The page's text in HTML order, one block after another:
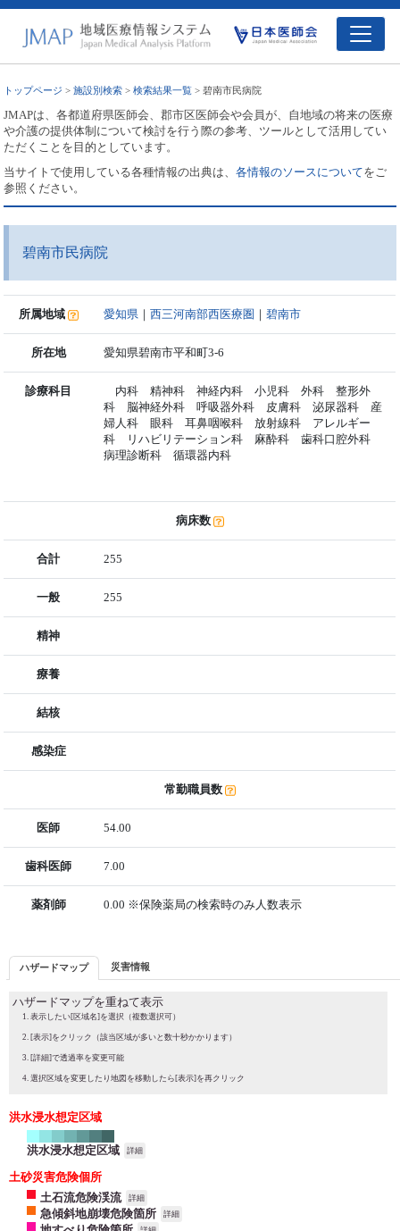
トップページ >施設別検索 >検索結果一覧 > 碧南市民病院
JMAPは、各都道府県医師会、郡市区医師会や会員が、自地域の将来の医療
や介護の提供体制について検討を行う際の参考、ツールとして活用してい
ただくことを目的としています。
当サイトで使用している各種情報の出典は、各情報のソースについてをご
参照ください。
碧南市民病院
所属地域 愛知県 ｜西三河南部西医療圏 ｜碧南市
所在地 愛知県碧南市平和町3-6
診療科目
内科 精神科 神経内科 小児科 外科 整形外
科 脳神経外科 呼吸器外科 皮膚科 泌尿器科 産
婦人科 眼科 耳鼻咽喉科 放射線科 アレルギー
科 リハビリテーション科 麻酔科 歯科口腔外科
病理診断科 循環器内科
病床数
合計 255
一般 255
精神
療養
結核
感染症
常勤職員数
医師 54.00
歯科医師 7.00
薬剤師 0.00 ※保険薬局の検索時のみ人数表示
ハザードマップ 災害情報
ハザードマップを重ねて表示
表示したい[区域名]を選択（複数選択可）
[表示]をクリック（該当区域が多いと数十秒かかります）
[詳細]で透過率を変更可能
選択区域を変更したり地図を移動したら[表示]を再クリック
洪水浸水想定区域
洪水浸水想定区域 詳細
土砂災害危険個所
土石流危険渓流
詳細
急傾斜地崩壊危険箇所 詳細